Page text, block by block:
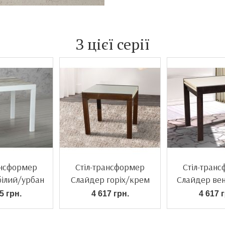
З цієї серії
урбан
грн.
Стіл-трансформер
Слайдер горіх/крем
4 617 грн.
Стіл-
Слайдер
4 617